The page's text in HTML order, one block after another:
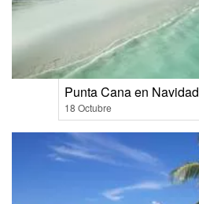
Punta Cana en Navidad
18 Octubre